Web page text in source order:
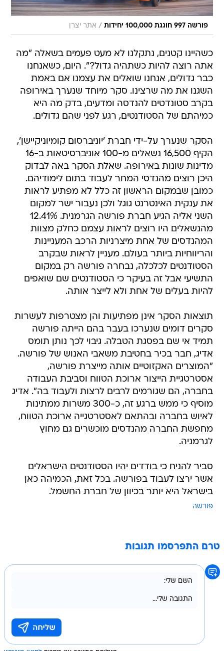
פורשה 997 חוגגת 100,000 יחידות / אתר יצרן
כשהיינו קטנים, נתקלנו לא מעט פעמים בשאלה "מה
אתה רוצה להיות כשתהיה גדול?". היום, כשאנחנו
כבר גדולים, אנחנו שואלים את עצמנו אם באמת
השגנו את מה שרצינו. סקר מיוחד שנערך באירופה
בקרב סטונדטים להנדסה ומדעים, בדק מה היא
כמיהתם של הסטודנטים, רגע לפני שהם גדולים.
הסקר שנערך על-ידי חברת 'יוניברסום קומיוניקיישן',
הקיף 16,500 נשאלים מ-100 אוניברסיטאות ב-16
מדינות שונות באירופה. שאלת הסקר באה לבדוק
היכן רוצים מהנדסי המחר לעבוד בתום לימודיהם.
כמובן שבמקום הראשון זה כלל לא מפתיע לראות
את ענקית האינטרנט גוגל ולכן נעבור ישר למקום
השני אליה הגיע חברת פורשה הגרמנית. 12.41%
מהנשאלים היו רוצים לראות עצמם כחלק מצוות
המהנדסים של אחת מיצרניות הרכב המעניינות
והריווחיות ביותר בעולם. מעניין לראות שבקרב
הסטודנטים לכלכלה, נבחרה פורשה רק במקום
התשיעי אבל זה בעיקר כי הסטודנטים שם שואפים
להיות בעלים של אחת ולא לייצר אותה.
תוצאות הסקר אינן מפתיעות והן מצטרפות לעשרות
סקרים דומים שנערכו בעבר בהם הייתה פורשה
תמיד אי שם בפסגת הטבלה. גיבוי לכך נותן תומס
אדיג, חבר בכיר בחטיבת משאבי האנוש של פורשה.
"המוצרים האקזוטיים אותה מייצרת פורשה,
אסטרטגיית הייצור ארוכת הטווח וסביבת העבודה
בחברה, הם שגורמים לרבים לרצות ולעבוד בה". אדיג
מוסיף כי ממש ברגע זה, כ-300 משרות ממתינות
לאיוש בחברה ובהתאם לאסטרטגייה ארוכת הטווח,
מחפשת החברה מהנדסים מוכשרים גם מחוץ
לגרמניה.
סביר להניח כי בודדים יהיו הסטודנטים הישראלים
אשר ירצו לעבוד בפורשה. בכל זאת, הכמיהה כאן
בישראל היא יותר בכיוון של חברת החשמל.
פורשה
טרם התפרסמו תגובות